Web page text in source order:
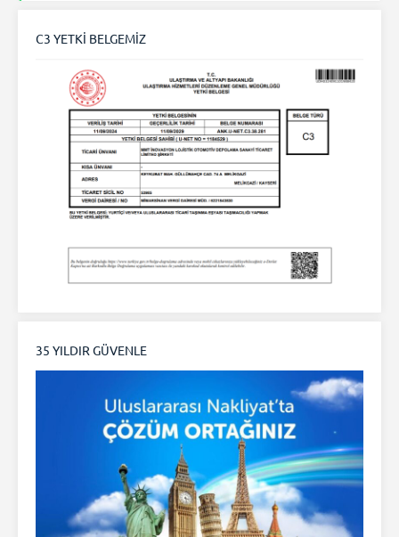
C3 YETKİ BELGEMİZ
35 YILDIR GÜVENLE